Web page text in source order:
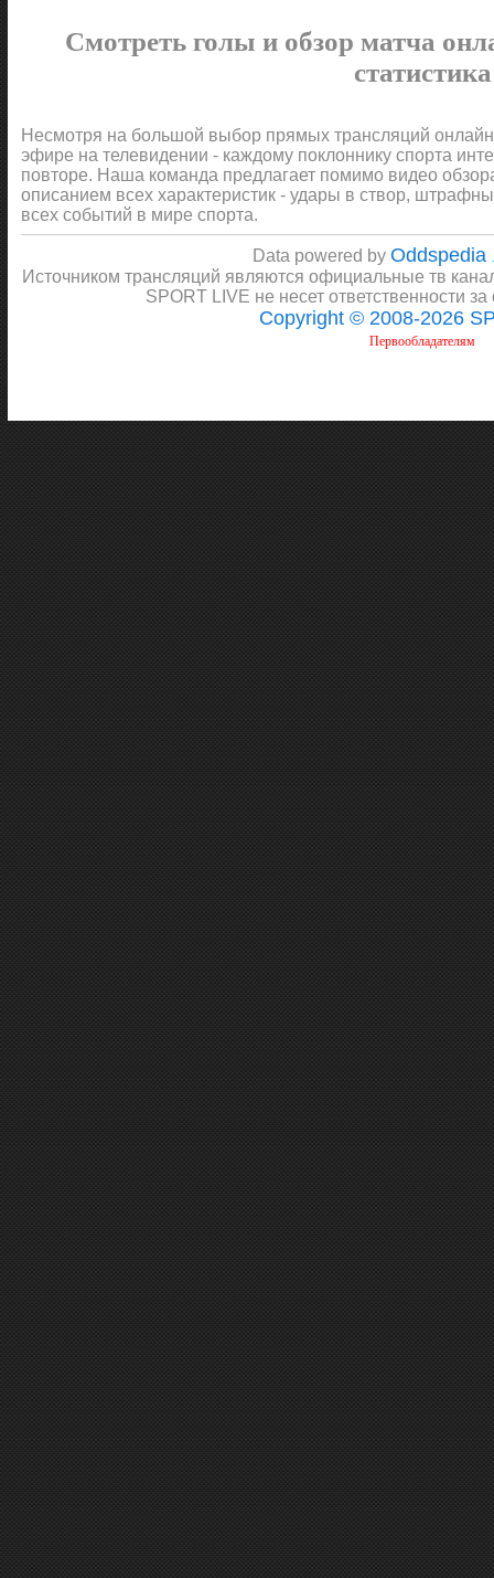
Смотреть голы и обзор матча
статистика
Несмотря на большой выбор прямых трансляций
эфире на телевидении - каждому поклоннику спорта
повторе. Наша команда предлагает помимо видео
описанием всех характеристик - удары в створ,
всех событий в мире спорта.
Data powered byOddspedia
Источником трансляций являются официальные тв
SPORT LIVE не несет ответственности
Copyright © 2008-2026
Первообладателям